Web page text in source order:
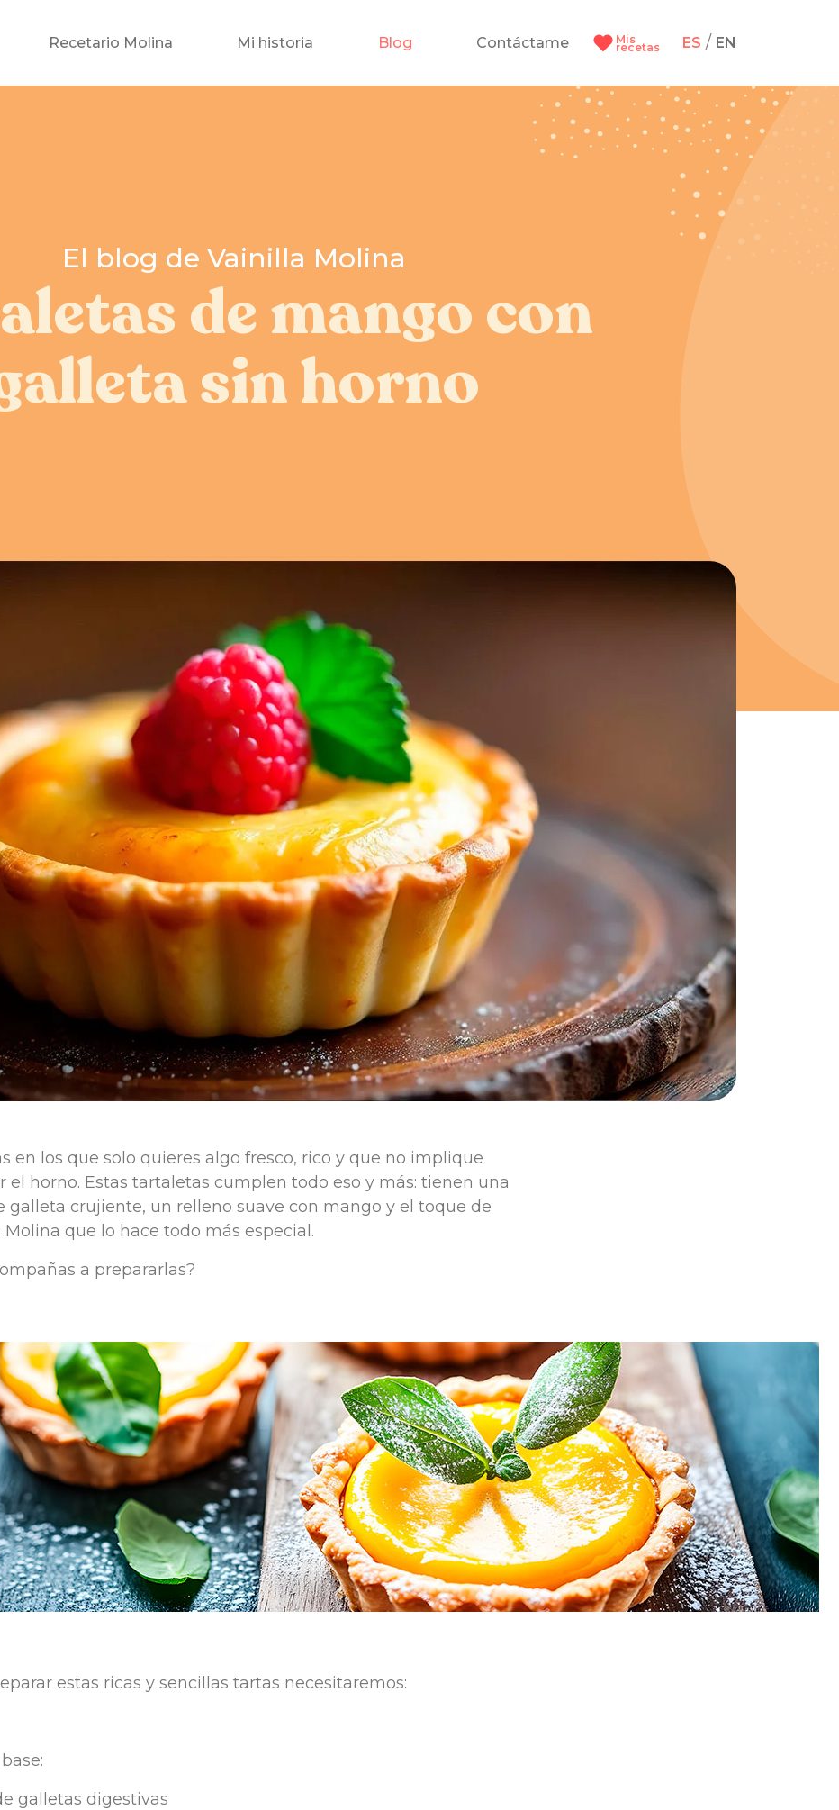
ES / EN
Mis
recetas
Recetario Molina Mi historia Blog Contáctame
El blog de Vainilla Molina
de mango con
sin horno
en los que solo quieres algo fresco, rico y que no implique
el horno. Estas tartaletas cumplen todo eso y más: tienen una
galleta crujiente, un relleno suave con mango y el toque de
Molina que lo hace todo más especial.
a prepararlas?
estas ricas y sencillas tartas necesitaremos:
galletas digestivas